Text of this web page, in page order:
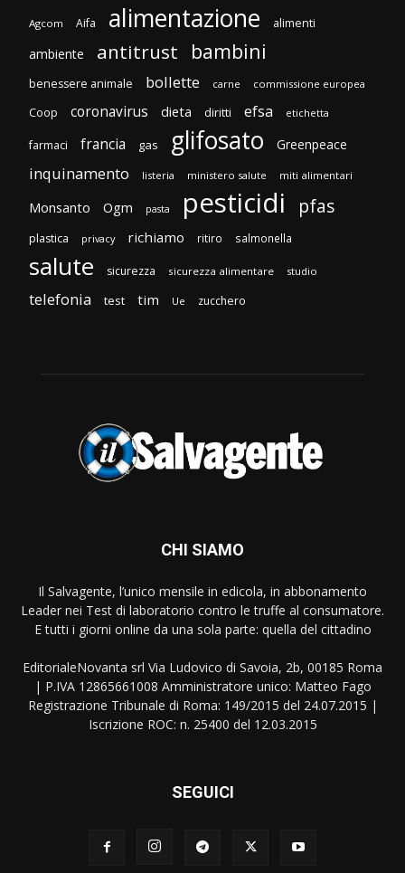
Agcom Aifa alimentazione alimenti
ambiente antitrust bambini
benessere animale bollette carne commissione europea
Coop coronavirus dieta diritti efsa etichetta
farmaci francia gas glifosato Greenpeace
inquinamento listeria ministero salute miti alimentari
Monsanto Ogm pasta pesticidi pfas
plastica privacy richiamo ritiro salmonella
salute sicurezza sicurezza alimentare studio
telefonia test tim Ue zucchero
CHI SIAMO
Il Salvagente, l’unico mensile in edicola, in abbonamento
Leader nei Test di laboratorio contro le truffe al consumatore.
E tutti i giorni online da una sola parte: quella del cittadino
EditorialeNovanta srl Via Ludovico di Savoia, 2b, 00185 Roma
| P.IVA 12865661008 Amministratore unico: Matteo Fago
Registrazione Tribunale di Roma: 149/2015 del 24.07.2015 |
Iscrizione ROC: n. 25400 del 12.03.2015
SEGUICI